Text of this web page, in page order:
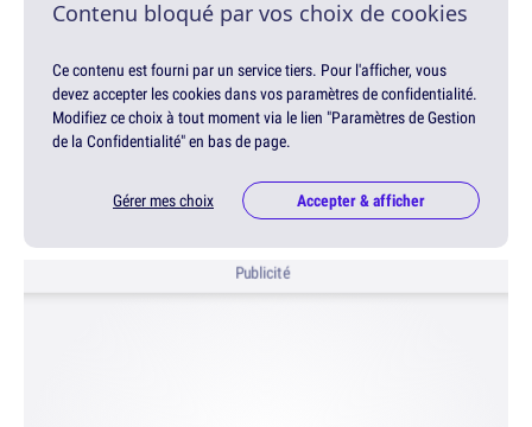
Contenu bloqué par vos choix de cookies
Ce contenu est fourni par un service tiers. Pour l'afficher, vous
devez accepter les cookies dans vos paramètres de confidentialité.
Modifiez ce choix à tout moment via le lien "Paramètres de Gestion
de la Confidentialité" en bas de page.
Gérer mes choix Accepter & afficher
Publicité